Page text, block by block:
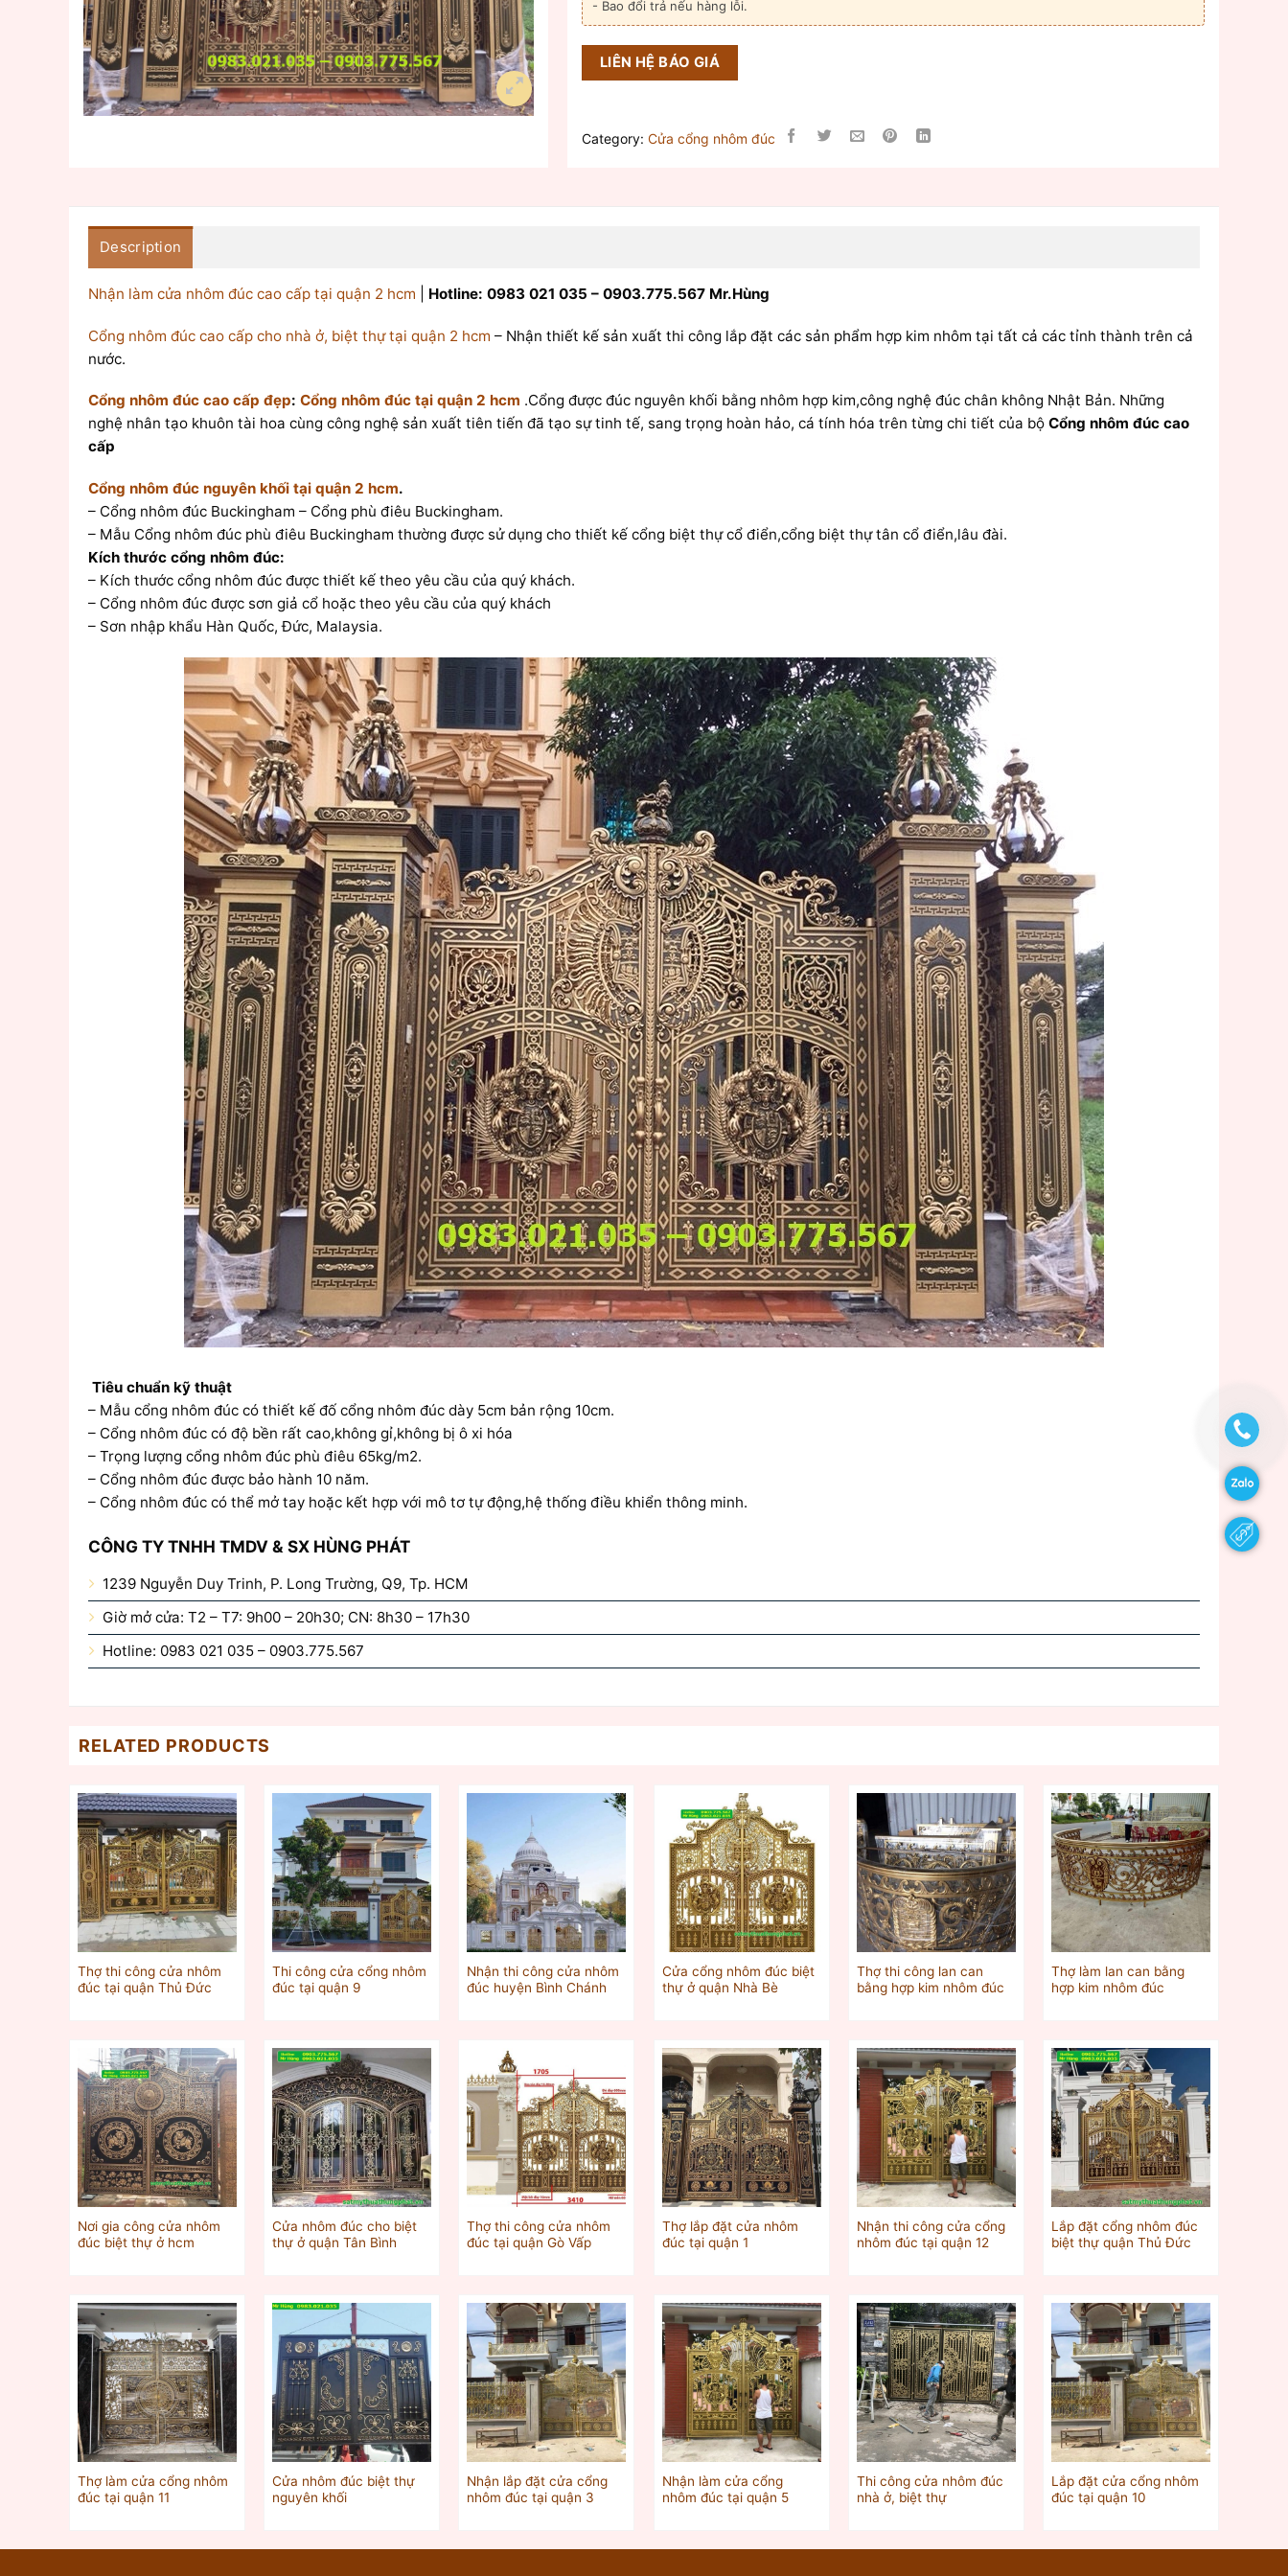
- Bao đổi trả nếu hàng lỗi.
LIÊN HỆ BÁO GIÁ
Category: Cửa cổng nhôm đúc
Description
Nhận làm cửa nhôm đúc cao cấp tại quận 2 hcm Hotline: 0983 021 035 – 0903.775.567 Mr.Hùng
Cổng nhôm đúc cao cấp cho nhà ở, biệt thự tại quận 2 hcm – Nhận thiết kế sản xuất thi công lắp đặt các sản phẩm hợp kim nhôm tại tất cả các tỉnh thành trên cả
nước.
Cổng nhôm đúc cao cấp đẹp: Cổng nhôm đúc tại quận 2 hcm .Cổng được đúc nguyên khối bằng nhôm hợp kim,công nghệ đúc chân không Nhật Bản. Những
nghệ nhân tạo khuôn tài hoa cùng công nghệ sản xuất tiên tiến đã tạo sự tinh tế, sang trọng hoàn hảo, cá tính hóa trên từng chi tiết của bộ Cổng nhôm đúc cao
cấp
Cổng nhôm đúc nguyên khối tại quận 2 hcm.
– Cổng nhôm đúc Buckingham – Cổng phù điêu Buckingham.
– Mẫu Cổng nhôm đúc phù điêu Buckingham thường được sử dụng cho thiết kế cổng biệt thự cổ điển,cổng biệt thự tân cổ điển,lâu đài.
Kích thước cổng nhôm đúc:
– Kích thước cổng nhôm đúc được thiết kế theo yêu cầu của quý khách.
– Cổng nhôm đúc được sơn giả cổ hoặc theo yêu cầu của quý khách
– Sơn nhập khẩu Hàn Quốc, Đức, Malaysia.
Tiêu chuẩn kỹ thuật
– Mẫu cổng nhôm đúc có thiết kế đố cổng nhôm đúc dày 5cm bản rộng 10cm.
– Cổng nhôm đúc có độ bền rất cao,không gỉ,không bị ô xi hóa
– Trọng lượng cổng nhôm đúc phù điêu 65kg/m2.
– Cổng nhôm đúc được bảo hành 10 năm.
– Cổng nhôm đúc có thể mở tay hoặc kết hợp với mô tơ tự động,hệ thống điều khiển thông minh.
CÔNG TY TNHH TMDV & SX HÙNG PHÁT
1239 Nguyễn Duy Trinh, P. Long Trường, Q9, Tp. HCM
Giờ mở cửa: T2 – T7: 9h00 – 20h30; CN: 8h30 – 17h30
Hotline: 0983 021 035 – 0903.775.567
RELATED PRODUCTS
Thợ thi công cửa nhôm
đúc tại quận Thủ Đức
Thi công cửa cổng nhôm
đúc tại quận 9
Nhận thi công cửa nhôm
đúc huyện Bình Chánh
Cửa cổng nhôm đúc biệt
thự ở quận Nhà Bè
Thợ thi công lan can
bằng hợp kim nhôm đúc
Thợ làm lan can bằng
hợp kim nhôm đúc
Nơi gia công cửa nhôm
đúc biệt thự ở hcm
Cửa nhôm đúc cho biệt
thự ở quận Tân Bình
Thợ thi công cửa nhôm
đúc tại quận Gò Vấp
Thợ lắp đặt cửa nhôm
đúc tại quận 1
Nhận thi công cửa cổng
nhôm đúc tại quận 12
Lắp đặt cổng nhôm đúc
biệt thự quận Thủ Đức
Thợ làm cửa cổng nhôm
đúc tại quận 11
Cửa nhôm đúc biệt thự
nguyên khối
Nhận lắp đặt cửa cổng
nhôm đúc tại quận 3
Nhận làm cửa cổng
nhôm đúc tại quận 5
Thi công cửa nhôm đúc
nhà ở, biệt thự
Lắp đặt cửa cổng nhôm
đúc tại quận 10